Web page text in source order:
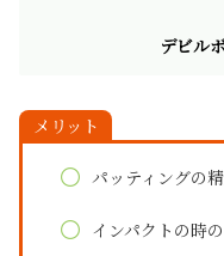
デビル
メリット
パッティングの
インパクトの時